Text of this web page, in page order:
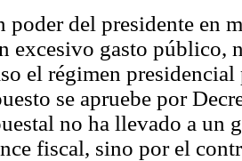
poder del presidente en
excesivo gasto público,
el régimen
se apruebe por
no ha llevado a un
fiscal, sino por el